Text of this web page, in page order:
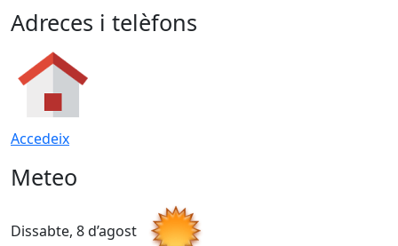
Adreces i telèfons
Accedeix
Meteo
Dissabte, 8 d’agost